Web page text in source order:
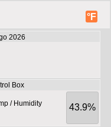
°F
2026
Box
43.9%
/ Humidity